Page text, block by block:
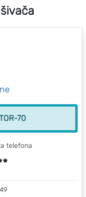
70
telefona